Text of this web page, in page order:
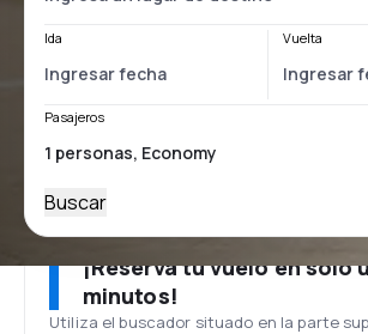
Ida Vuelta
Pasajeros
Buscar
¡Reserva tu vuelo en solo
minutos!
Utiliza el buscador situado en la parte